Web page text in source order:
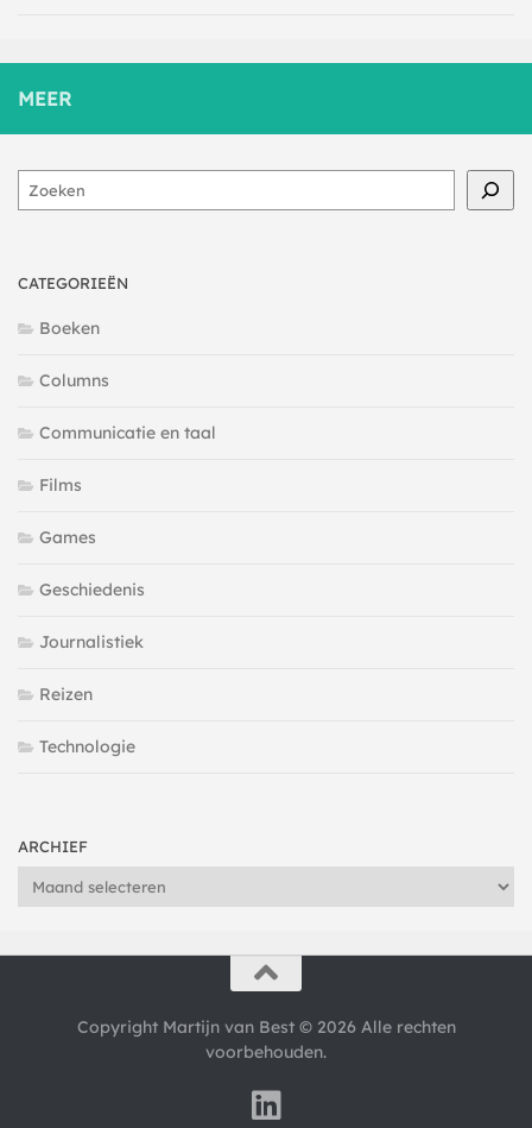
MEER
Zoeken
CATEGORIEËN
Boeken
Columns
Communicatie en taal
Films
Games
Geschiedenis
Journalistiek
Reizen
Technologie
ARCHIEF
Archief
Copyright Martijn van Best © 2026 Alle rechten
voorbehouden.